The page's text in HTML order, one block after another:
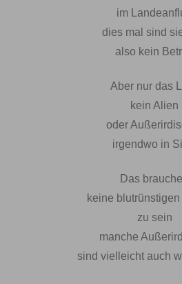
im
dies mal sind
also kein
Aber nur das
kein Alien
oder
irgendwo in
Das
keine
zu sein
manche
sind vielleicht auch